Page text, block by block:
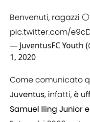
Benvenuti, ragazzi
pic.twitter.com/
— JuventusFC Youth
1, 2020
Come comunicato
Juventus, infatti,è
Samuel Iling Junior